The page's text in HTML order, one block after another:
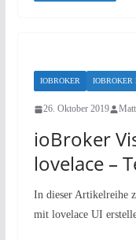
IOBROKER IOBROKER
26. Oktober 2019
ioBroker
lovelace –
In dieser Artikelreihe
mit lovelace UI